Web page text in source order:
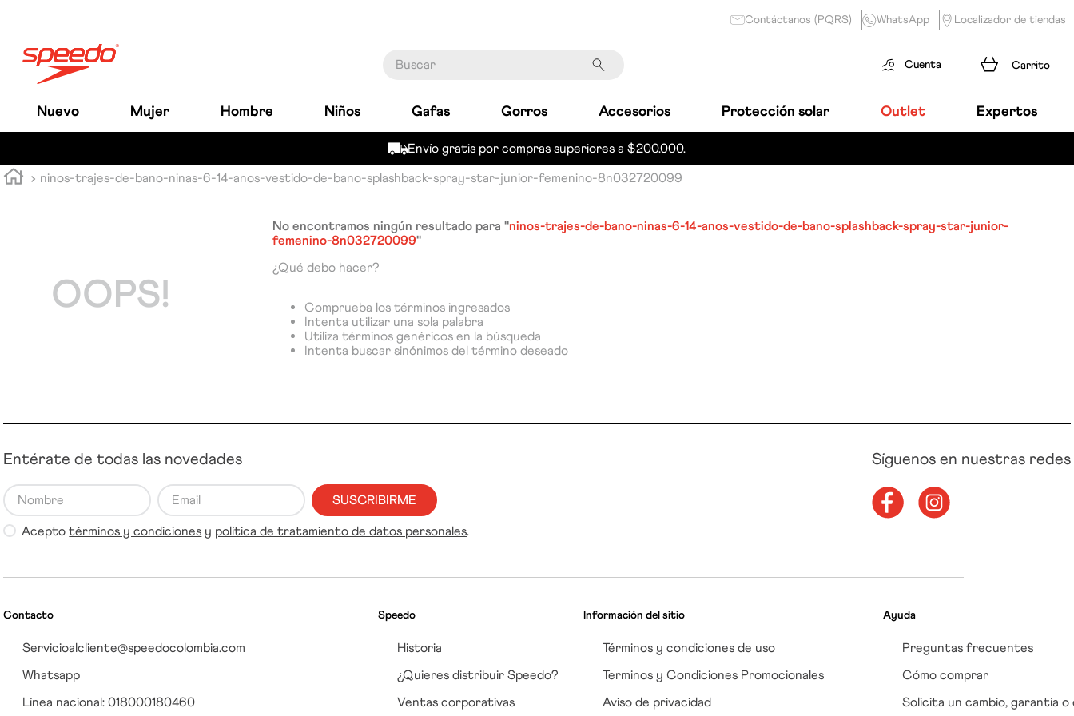
Contáctanos (PQRS) WhatsApp Localizador de tiendas
Cuenta
Nuevo Mujer Hombre Niños Gafas Gorros Accesorios Protección solar Outlet Expertos
Envío gratis por compras superiores a $200.000.
ninos-trajes-de-bano-ninas-6-14-anos-vestido-de-bano-splashback-spray-star-junior-femenino-8n032720099
OOPS!
No encontramos ningún resultado para "ninos-trajes-de-bano-ninas-6-14-anos-vestido-de-bano-splashback-spray-star-junior-
femenino-8n032720099"
¿Qué debo hacer?
Comprueba los términos ingresados
Intenta utilizar una sola palabra
Utiliza términos genéricos en la búsqueda
Intenta buscar sinónimos del término deseado
Entérate de todas las novedades
SUSCRIBIRME
Aceptotérminos y condiciones y política de tratamiento de datos personales.
Síguenos en nuestras redes
Contacto
Servicioalcliente@speedocolombia.com
Whatsapp
Línea nacional: 018000180460
Speedo
Historia
¿Quieres distribuir Speedo?
Ventas corporativas
Información del sitio
Términos y condiciones de uso
Terminos y Condiciones Promocionales
Aviso de privacidad
Ayuda
Preguntas frecuentes
Cómo comprar
Solicita un cambio, garantía o